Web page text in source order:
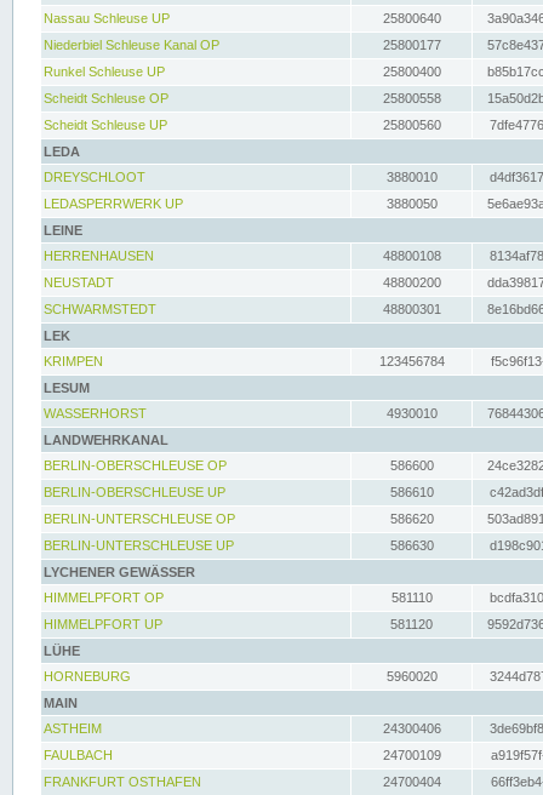
Nassau Schleuse UP
25800640
Niederbiel Schleuse Kanal OP
25800177
Runkel Schleuse UP
25800400
Scheidt Schleuse OP
25800558
Scheidt Schleuse UP
25800560
LEDA
DREYSCHLOOT
3880010
LEDASPERRWERK UP
3880050
LEINE
HERRENHAUSEN
48800108
NEUSTADT
48800200
SCHWARMSTEDT
48800301
LEK
KRIMPEN
123456784
LESUM
WASSERHORST
4930010
LANDWEHRKANAL
BERLIN-OBERSCHLEUSE OP
586600
BERLIN-OBERSCHLEUSE UP
586610
BERLIN-UNTERSCHLEUSE OP
586620
BERLIN-UNTERSCHLEUSE UP
586630
LYCHENER GEWÄSSER
HIMMELPFORT OP
581110
HIMMELPFORT UP
581120
LÜHE
HORNEBURG
5960020
MAIN
ASTHEIM
24300406
FAULBACH
24700109
FRANKFURT OSTHAFEN
24700404